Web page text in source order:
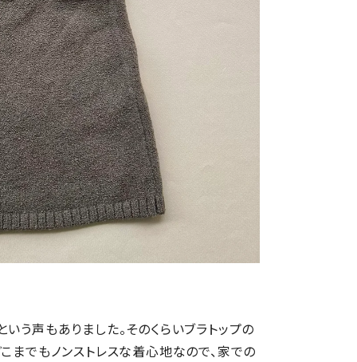
う声もありました。そのくらいブラトップの
までもノンストレスな着心地なので、家での